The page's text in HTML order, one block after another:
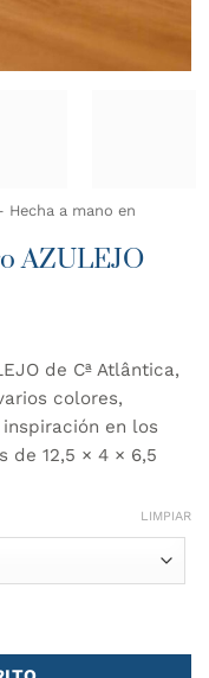
Hecha a mano en
AZULEJO
de Cª Atlântica,
colores,
en los
de 12,5 × 4 × 6,5
LIMPIAR